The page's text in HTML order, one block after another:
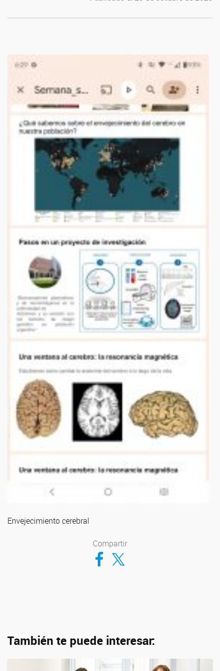
Envejecimiento cerebral
Compartir
Compartir en Facebook
Compartir en Twitter
También te puede interesar: